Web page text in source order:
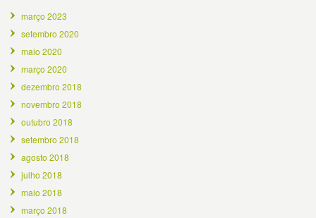
março 2023
setembro 2020
maio 2020
março 2020
dezembro 2018
novembro 2018
outubro 2018
setembro 2018
agosto 2018
julho 2018
maio 2018
março 2018